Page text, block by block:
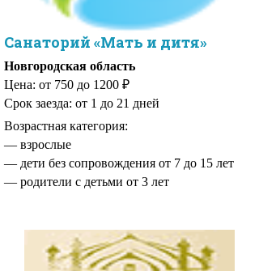
Санаторий «Мать и дитя»
Новгородская область
Цена: от 750 до 1200 ₽
Срок заезда: от 1 до 21 дней
Возрастная категория:
— дети без сопровождения от 7 до 15 лет
— родители с детьми от 3 лет